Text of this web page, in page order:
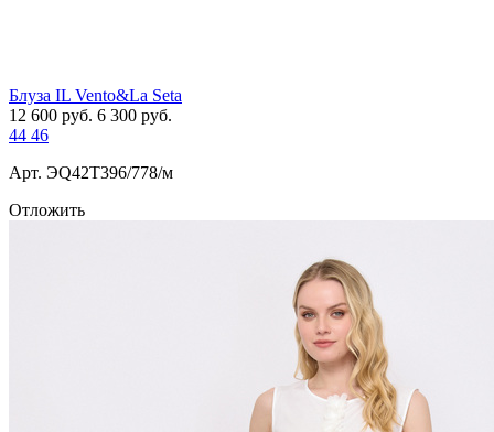
Блуза IL Vento&La Seta
12 600 руб. 6 300 руб.
44 46
Арт. ЭQ42T396/778/м
Отложить